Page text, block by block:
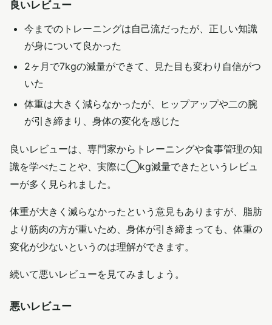
良いレビュー
今までのトレーニングは自己流だったが、正しい知識
が身について良かった
2ヶ月で7kgの減量ができて、見た目も変わり自信がつ
いた
体重は大きく減らなかったが、ヒップアップや二の腕
が引き締まり、身体の変化を感じた
良いレビューは、専門家からトレーニングや食事管理の知
識を学べたことや、実際に◯kg減量できたというレビュ
ーが多く見られました。
体重が大きく減らなかったという意見もありますが、脂肪
より筋肉の方が重いため、身体が引き締まっても、体重の
変化が少ないというのは理解ができます。
続いて悪いレビューを見てみましょう。
悪いレビュー